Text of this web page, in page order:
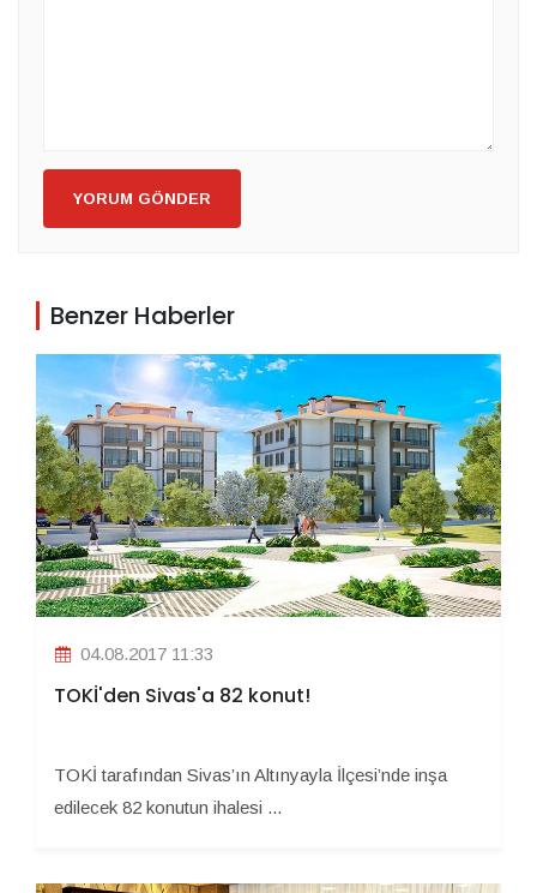
YORUM GÖNDER
Benzer Haberler
04.08.2017 11:33
TOKİ'den Sivas'a 82 konut!
TOKİ tarafından Sivas’ın Altınyayla İlçesi’nde inşa
edilecek 82 konutun ihalesi ...